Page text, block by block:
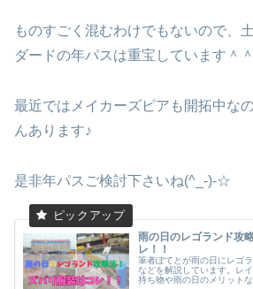
ものすごく混むわけでもないので、
ダードの年パスは重宝しています＾＾
最近ではメイカーズピアも開拓中な
んあります♪
是非年パスご検討下さいね(^_-)-☆
雨の日のレゴランド攻
レ！！
筆者ぽてとが雨の日にレゴ
などを解説しています。レ
持ち物や雨の日のメリット